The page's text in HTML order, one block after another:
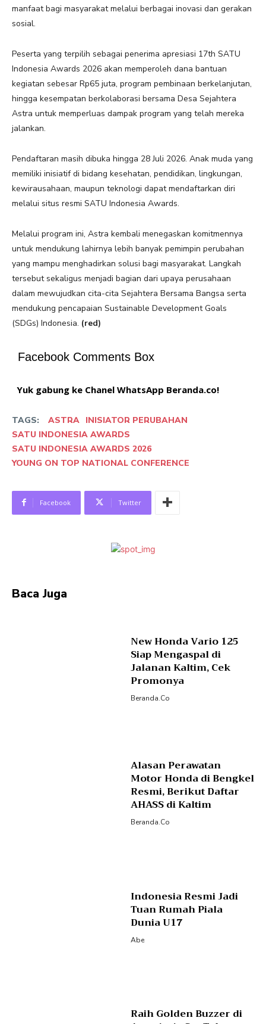
manfaat bagi masyarakat melalui berbagai inovasi dan gerakan
sosial.
Peserta yang terpilih sebagai penerima apresiasi 17th SATU
Indonesia Awards 2026 akan memperoleh dana bantuan
kegiatan sebesar Rp65 juta, program pembinaan berkelanjutan,
hingga kesempatan berkolaborasi bersama Desa Sejahtera
Astra untuk memperluas dampak program yang telah mereka
jalankan.
Pendaftaran masih dibuka hingga 28 Juli 2026. Anak muda yang
memiliki inisiatif di bidang kesehatan, pendidikan, lingkungan,
kewirausahaan, maupun teknologi dapat mendaftarkan diri
melalui situs resmi SATU Indonesia Awards.
Melalui program ini, Astra kembali menegaskan komitmennya
untuk mendukung lahirnya lebih banyak pemimpin perubahan
yang mampu menghadirkan solusi bagi masyarakat. Langkah
tersebut sekaligus menjadi bagian dari upaya perusahaan
dalam mewujudkan cita-cita Sejahtera Bersama Bangsa serta
mendukung pencapaian Sustainable Development Goals
(SDGs) Indonesia. (red)
Facebook Comments Box
Yuk gabung ke Chanel WhatsApp Beranda.co!
TAGS: ASTRA INISIATOR PERUBAHAN
SATU INDONESIA AWARDS
SATU INDONESIA AWARDS 2026
YOUNG ON TOP NATIONAL CONFERENCE
Facebook Twitter
Baca Juga
New Honda Vario 125
Siap Mengaspal di
Jalanan Kaltim, Cek
Promonya
Beranda.co
Alasan Perawatan
Motor Honda di Bengkel
Resmi, Berikut Daftar
AHASS di Kaltim
Beranda.co
Indonesia Resmi Jadi
Tuan Rumah Piala
Dunia U17
Abe
Raih Golden Buzzer di